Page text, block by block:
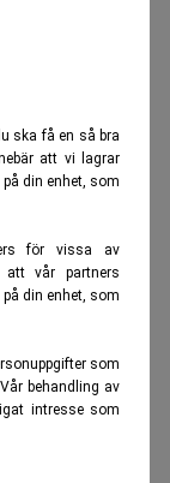
ska få en så bra
att vi lagrar
din enhet, som
för vissa av
vår partners
din enhet, som
som
behandling av
intresse som